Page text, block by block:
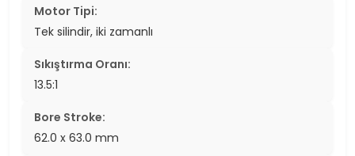
Motor Tipi:
Tek silindir, iki zamanlı
Sıkıştırma Oranı:
13.5:1
Bore Stroke:
62.0 x 63.0 mm